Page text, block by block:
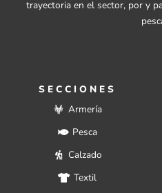
trayectoria en el sector, por y
SECCIONES
Armería
Pesca
Calzado
Textil